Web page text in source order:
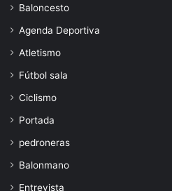
Baloncesto
Agenda Deportiva
Atletismo
Fútbol sala
Ciclismo
Portada
pedroneras
Balonmano
Entrevista